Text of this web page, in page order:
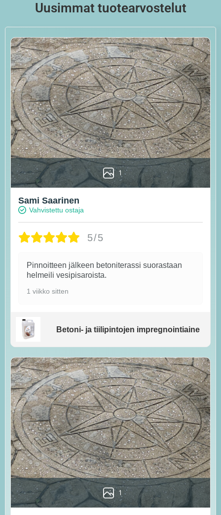
Uusimmat tuotearvostelut
1
Sami Saarinen
Vahvistettu ostaja
5/5
Pinnoitteen jälkeen betoniterassi suorastaan
helmeili vesipisaroista.
1 viikko sitten
Betoni- ja tiilipintojen impregnointiaine
1